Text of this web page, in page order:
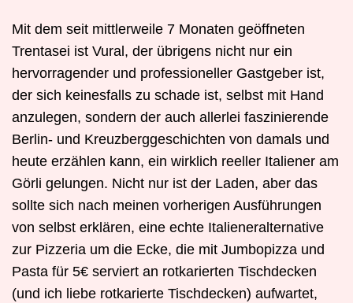
Mit dem seit mittlerweile 7 Monaten geöffneten
Trentasei ist Vural, der übrigens nicht nur ein
hervorragender und professioneller Gastgeber ist,
der sich keinesfalls zu schade ist, selbst mit Hand
anzulegen, sondern der auch allerlei faszinierende
Berlin- und Kreuzberggeschichten von damals und
heute erzählen kann, ein wirklich reeller Italiener am
Görli gelungen. Nicht nur ist der Laden, aber das
sollte sich nach meinen vorherigen Ausführungen
von selbst erklären, eine echte Italieneralternative
zur Pizzeria um die Ecke, die mit Jumbopizza und
Pasta für 5€ serviert an rotkarierten Tischdecken
(und ich liebe rotkarierte Tischdecken) aufwartet,